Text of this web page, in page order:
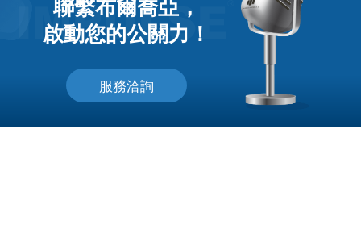
聯繫布爾喬亞，
啟動您的公關力！
服務洽詢